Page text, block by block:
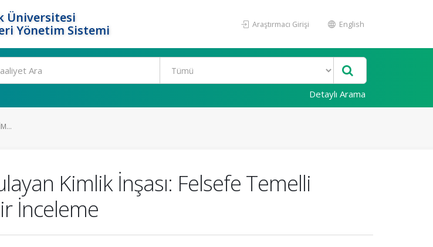
Üniversitesi
Yönetim Sistemi
Araştırmacı Girişi English
Detaylı Arama
Kimlik İnşası: Felsefe Temelli
İnceleme